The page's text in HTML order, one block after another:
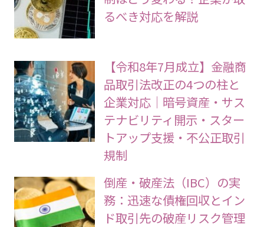
るべき対応を解説
【令和8年7月成立】金融商
品取引法改正の4つの柱と
企業対応｜暗号資産・サス
テナビリティ開示・スター
トアップ支援・不公正取引
規制
倒産・破産法（IBC）の実
務：迅速な債権回収とイン
ド取引先の破産リスク管理